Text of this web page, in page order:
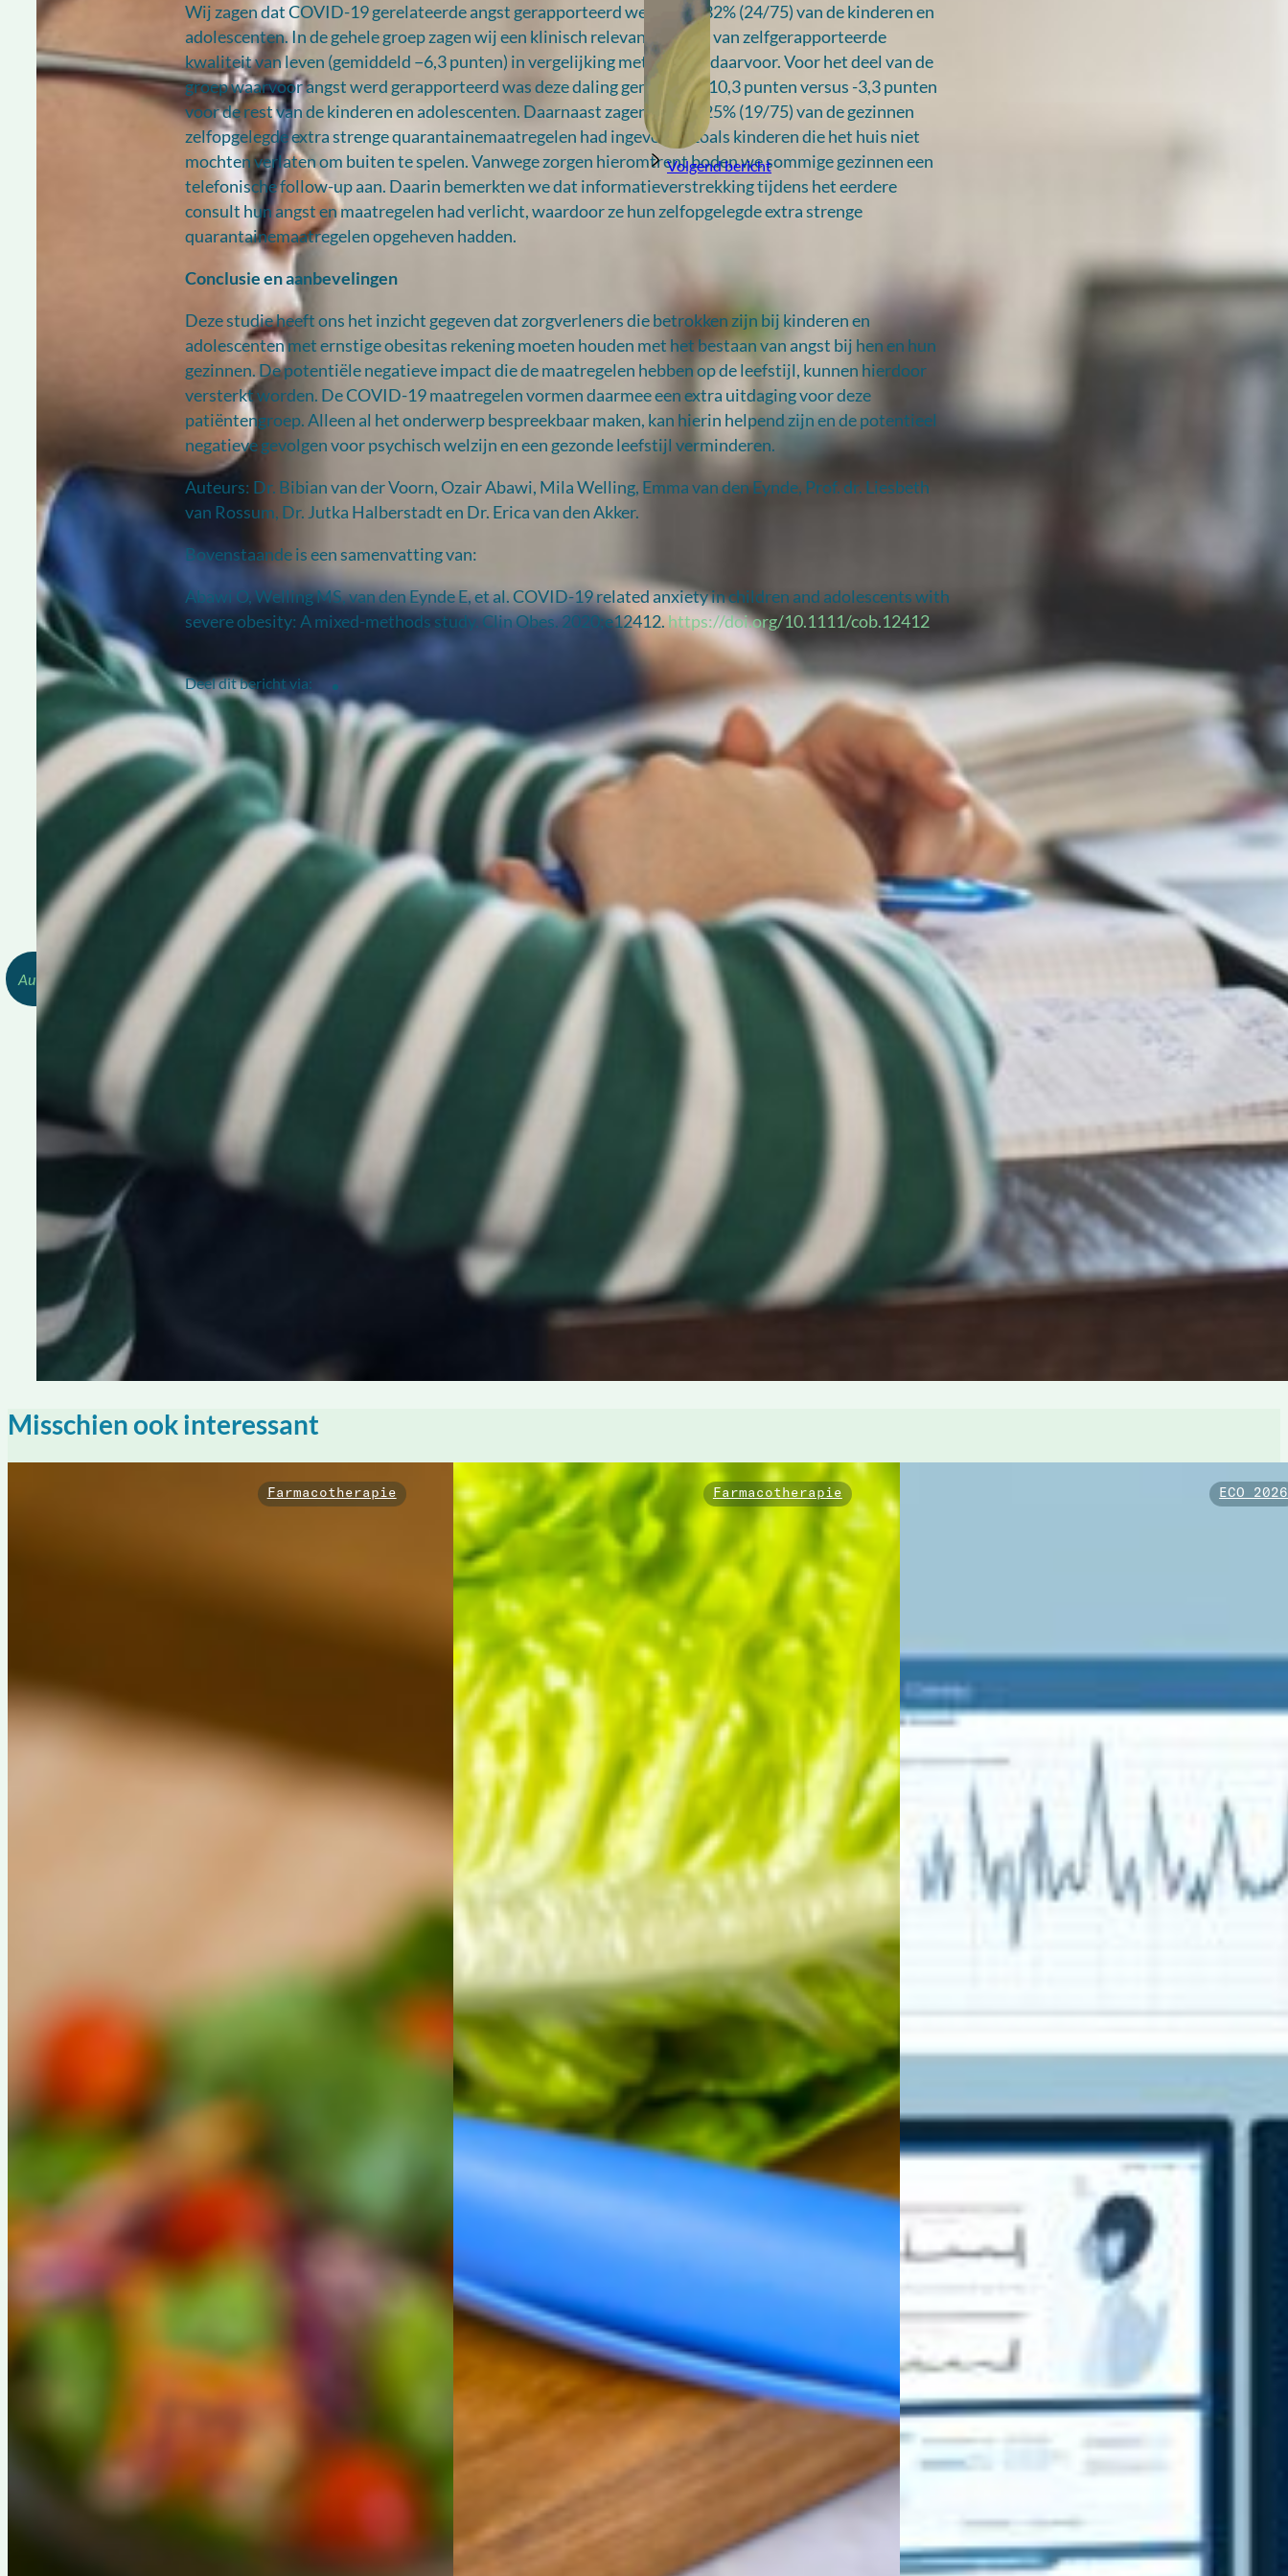
Redactie, OBPL 14-10-2020
Wij zagen dat COVID-19 gerelateerde angst gerapporteerd werd voor 32% (24/75) van de kinderen en
adolescenten. In de gehele groep zagen wij een klinisch relevante daling van zelfgerapporteerde
kwaliteit van leven (gemiddeld −6,3 punten) in vergelijking met het jaar daarvoor. Voor het deel van de
groep waarvoor angst werd gerapporteerd was deze daling gemiddeld -10,3 punten versus -3,3 punten
voor de rest van de kinderen en adolescenten. Daarnaast zagen we dat 25% (19/75) van de gezinnen
zelfopgelegde extra strenge quarantainemaatregelen had ingevoerd, zoals kinderen die het huis niet
mochten verlaten om buiten te spelen. Vanwege zorgen hieromtrent boden we sommige gezinnen een
telefonische follow-up aan. Daarin bemerkten we dat informatieverstrekking tijdens het eerdere
consult hun angst en maatregelen had verlicht, waardoor ze hun zelfopgelegde extra strenge
quarantainemaatregelen opgeheven hadden.
Conclusie en aanbevelingen
Deze studie heeft ons het inzicht gegeven dat zorgverleners die betrokken zijn bij kinderen en
adolescenten met ernstige obesitas rekening moeten houden met het bestaan van angst bij hen en hun
gezinnen. De potentiële negatieve impact die de maatregelen hebben op de leefstijl, kunnen hierdoor
versterkt worden. De COVID-19 maatregelen vormen daarmee een extra uitdaging voor deze
patiëntengroep. Alleen al het onderwerp bespreekbaar maken, kan hierin helpend zijn en de potentieel
negatieve gevolgen voor psychisch welzijn en een gezonde leefstijl verminderen.
Auteurs: Dr. Bibian van der Voorn, Ozair Abawi, Mila Welling, Emma van den Eynde, Prof. dr. Liesbeth
van Rossum, Dr. Jutka Halberstadt en Dr. Erica van den Akker.
Bovenstaande is een samenvatting van:
Abawi O, Welling MS, van den Eynde E, et al. COVID-19 related anxiety in children and adolescents with
severe obesity: A mixed-methods study. Clin Obes. 2020;e12412.https://doi.org/10.1111/cob.12412
Deel dit bericht via:
Volgend bericht
Misschien ook interessant
Farmacotherapie Farmacotherapie ECO 2026